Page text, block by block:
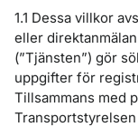
1.1 Dessa villkor
eller
(”Tjänsten”) gör
uppgifter för
Tillsammans med